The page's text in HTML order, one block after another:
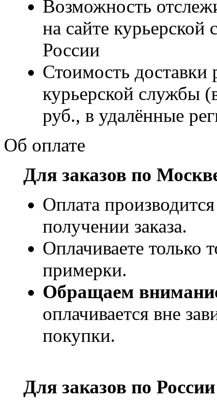
Возможность
на сайте
России
Стоимость доставки
курьерской службы
руб., в удалённые
Об оплате
Для заказов по
Оплата
получении заказа.
Оплачиваете только
примерки.
Обращаем
оплачивается вне
покупки.
Для заказов по